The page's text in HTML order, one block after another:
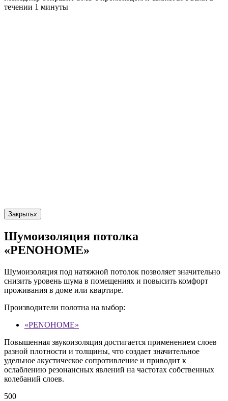
течении 1 минуты
Закрытьx
Шумоизоляция потолка
«PENOHOME»
Шумоизоляция под натяжной потолок позволяет значительно
снизить уровень шума в помещениях и повысить комфорт
проживания в доме или квартире.
Производители полотна на выбор:
«PENOHOME»
Повышенная звукоизоляция достигается применением слоев
разной плотности и толщины, что создает значительное
удельное акустическое сопротивление и приводит к
ослаблению резонансных явлений на частотах собственных
колебаний слоев.
500